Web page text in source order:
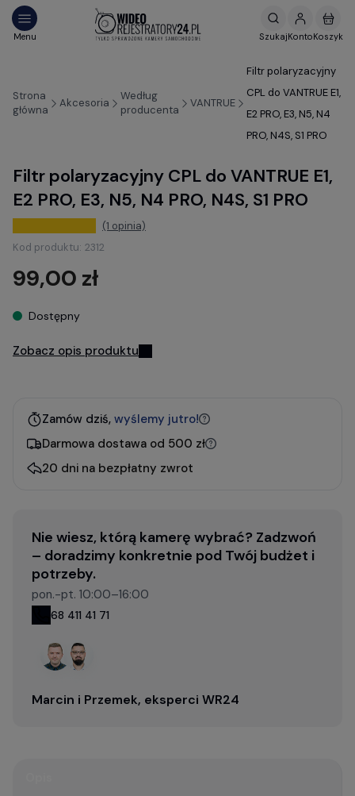
Strona
główna
Akcesoria
Według
producenta
VANTRUE
Filtr polaryzacyjny
CPL do VANTRUE E1,
E2 PRO, E3, N5, N4
PRO, N4S, S1 PRO
Filtr polaryzacyjny CPL do VANTRUE E1,
E2 PRO, E3, N5, N4 PRO, N4S, S1 PRO
(1 opinia)
Kod produktu: 2312
99,00 zł
Dostępny
Zobacz opis produktu
Zamów dziś, wyślemy jutro!
Darmowa dostawa od 500 zł
20 dni na bezpłatny zwrot
Nie wiesz, którą kamerę wybrać? Zadzwoń
– doradzimy konkretnie pod Twój budżet i
potrzeby.
pon.-pt. 10:00–16:00
68 411 41 71
Marcin i Przemek, eksperci WR24